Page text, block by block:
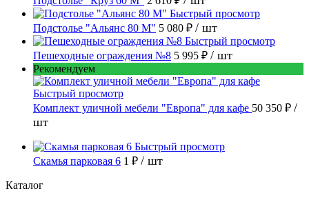
Быстрый просмотр
Подстолье "Альянс 80 М" 5 080 ₽ / шт
Быстрый просмотр
Пешеходные ограждения №8 5 995 ₽ / шт
Рекомендуем
Быстрый просмотр
Комплект уличной мебели "Европа" для кафе 50 350 ₽ /
шт
Быстрый просмотр
Скамья парковая 6 1 ₽ / шт
Каталог